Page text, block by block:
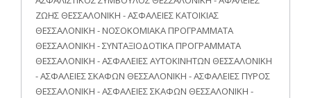
ΖΩΗΣ ΘΕΣΣΑΛΟΝΙΚΗ - ΑΣΦΑΛΕΙΕΣ ΚΑΤΟΙΚΙΑΣ
ΘΕΣΣΑΛΟΝΙΚΗ - ΝΟΣΟΚΟΜΙΑΚΑ ΠΡΟΓΡΑΜΜΑΤΑ
ΘΕΣΣΑΛΟΝΙΚΗ - ΣΥΝΤΑΞΙΟΔΟΤΙΚΑ ΠΡΟΓΡΑΜΜΑΤΑ
ΘΕΣΣΑΛΟΝΙΚΗ - ΑΣΦΑΛΕΙΕΣ ΑΥΤΟΚΙΝΗΤΩΝ ΘΕΣΣΑΛΟΝΙΚΗ
- ΑΣΦΑΛΕΙΕΣ ΣΚΑΦΩΝ ΘΕΣΣΑΛΟΝΙΚΗ - ΑΣΦΑΛΕΙΕΣ ΠΥΡΟΣ
ΘΕΣΣΑΛΟΝΙΚΗ - ΑΣΦΑΛΕΙΕΣ ΣΚΑΦΩΝ ΘΕΣΣΑΛΟΝΙΚΗ -